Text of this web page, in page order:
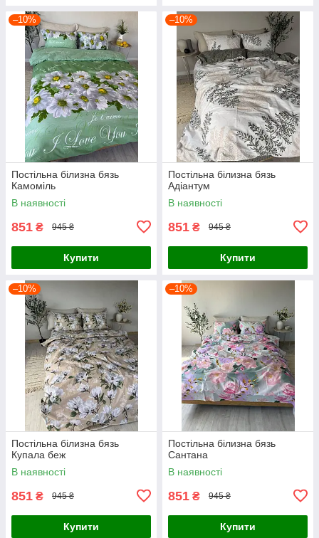
–10%
Постільна білизна бязь
Камоміль
В наявності
851 ₴ 945 ₴
Купити
–10%
Постільна білизна бязь
Адіантум
В наявності
851 ₴ 945 ₴
Купити
–10%
Постільна білизна бязь
Купала беж
В наявності
851 ₴ 945 ₴
Купити
–10%
Постільна білизна бязь
Сантана
В наявності
851 ₴ 945 ₴
Купити